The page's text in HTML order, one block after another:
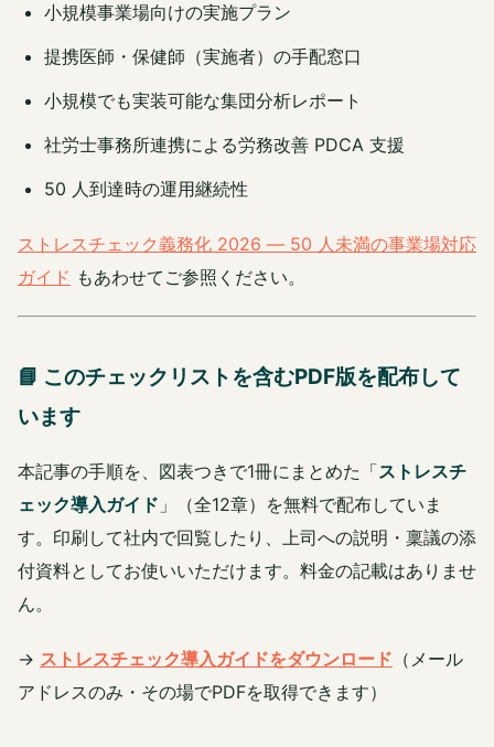
小規模事業場向けの実施プラン
提携医師・保健師（実施者）の手配窓口
小規模でも実装可能な集団分析レポート
社労士事務所連携による労務改善 PDCA 支援
50 人到達時の運用継続性
ストレスチェック義務化 2026 ― 50 人未満の事業場対応
ガイド もあわせてご参照ください。
📘 このチェックリストを含むPDF版を配布して
います
本記事の手順を、図表つきで1冊にまとめた「ストレスチ
ェック導入ガイド 」（全12章）を無料で配布していま
す。印刷して社内で回覧したり、上司への説明・稟議の添
付資料としてお使いいただけます。料金の記載はありませ
ん。
→ ストレスチェック導入ガイドをダウンロード （メール
アドレスのみ・その場でPDFを取得できます）